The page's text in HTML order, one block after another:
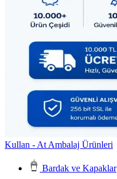
Kullan - At Ambalaj Ürünleri
Bardak ve Kapaklar